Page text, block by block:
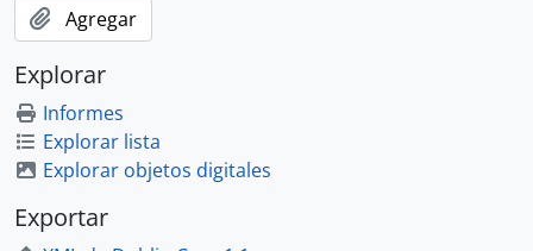
Agregar
Explorar
Informes
Explorar lista
Explorar objetos digitales
Exportar